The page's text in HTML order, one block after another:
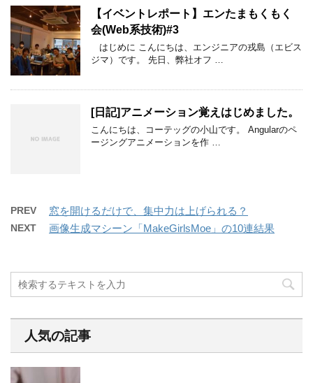
【イベントレポート】エンたまもくもく
会(Web系技術)#3
はじめに こんにちは、エンジニアの戎島（エビス
ジマ）です。 先日、弊社オフ …
[日記]アニメーション覚えはじめました。
こんにちは、コーテッグの小山です。 Angularのペ
ージングアニメーションを作 …
PREV 窓を開けるだけで、集中力は上げられる？
NEXT 画像生成マシーン「MakeGirlsMoe」の10連結果
人気の記事